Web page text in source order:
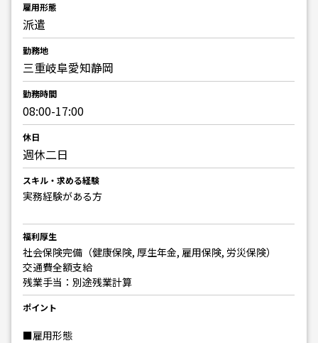
雇用形態
派遣
勤務地
三重岐阜愛知静岡
勤務時間
08:00-17:00
休日
週休二日
スキル・求める経験
実務経験がある方
福利厚生
社会保険完備（健康保険, 厚生年金, 雇用保険, 労災保険）
交通費全額支給
残業手当：別途残業計算
ポイント
■雇用形態